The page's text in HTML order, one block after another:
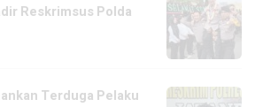
Reskrimsus Polda
Terduga Pelaku